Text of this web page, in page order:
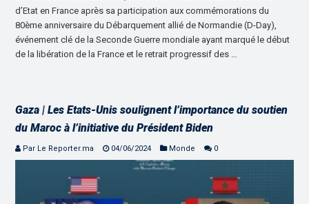
d’Etat en France après sa participation aux commémorations du
80ème anniversaire du Débarquement allié de Normandie (D-Day),
événement clé de la Seconde Guerre mondiale ayant marqué le début
de la libération de la France et le retrait progressif des …
Gaza | Les Etats-Unis soulignent l’importance du soutien
du Maroc à l’initiative du Président Biden
Par Le Reporter.ma 04/06/2024 Monde 0